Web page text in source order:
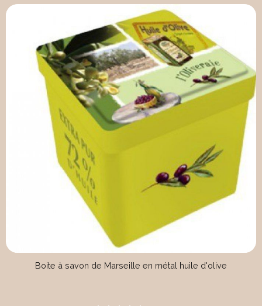
Boite à savon de Marseille en métal huile d'olive